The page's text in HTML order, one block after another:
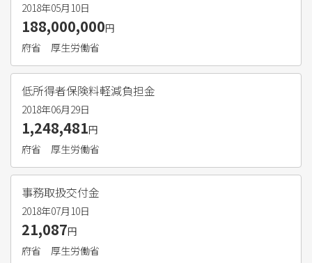
2018年05月10日
188,000,000円
府省
厚生労働省
低所得者保険料軽減負担金
2018年06月29日
1,248,481円
府省
厚生労働省
事務取扱交付金
2018年07月10日
21,087円
府省
厚生労働省